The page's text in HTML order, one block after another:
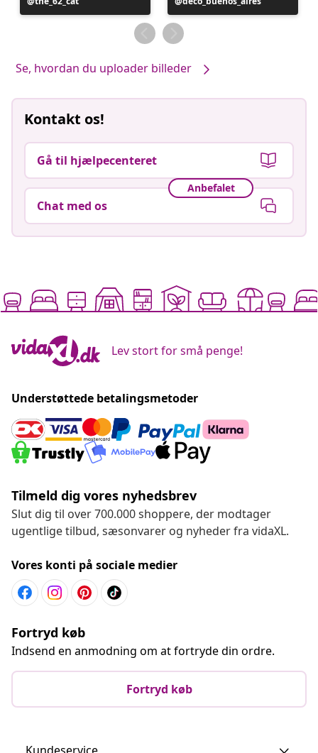
offentliggjort
offentliggjort
af
Se, hvordan du uploader billeder
Kontakt os!
Gå til hjælpecenteret
Anbefalet
Chat med os
Lev stort for små penge!
Understøttede betalingsmetoder
Tilmeld dig vores nyhedsbrev
Slut dig til over 700.000 shoppere, der modtager
ugentlige tilbud, sæsonvarer og nyheder fra vidaXL.
Vores konti på sociale medier
Fortryd køb
Indsend en anmodning om at fortryde din ordre.
Fortryd køb